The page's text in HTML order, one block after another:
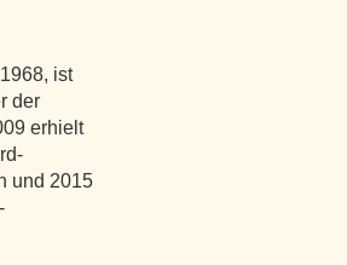
ist
der
erhielt
und 2015